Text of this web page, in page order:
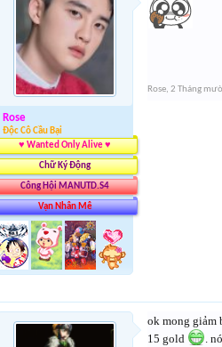
Rose
Độc Cô Cầu Bại
♥ Wanted Only Alive ♥
Chữ Ký Động
Công Hội MANUTD.S4
Vạn Nhân Mê
Rose, 2 Tháng
ok mong giảm
15 gold
.